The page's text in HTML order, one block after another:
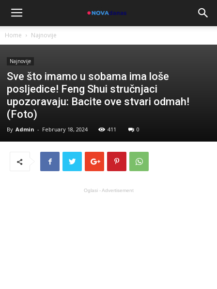
Home Najnovije
Najnovije
Sve što imamo u sobama ima loše
posljedice! Feng Shui stručnjaci
upozoravaju: Bacite ove stvari odmah!
(Foto)
By Admin - February 18, 2024 411 0
Oglasi - Advertisement